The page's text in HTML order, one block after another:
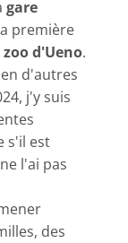
gare
première
d'Ueno.
d'autres
j'y suis
s'il est
l'ai pas
des